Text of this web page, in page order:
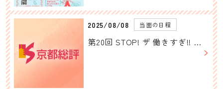
2025/08/08 当面の日程
第20回 STOP! ザ 働きすぎ!! …